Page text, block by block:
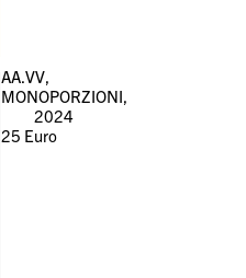
AA.VV,
MONOPORZIONI,
2024
25 Euro